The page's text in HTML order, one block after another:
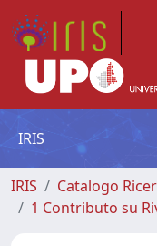
IRIS
IRIS
Catalogo
1 Contributo su